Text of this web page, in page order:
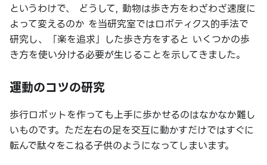
というわけで、 どうして, 動物は歩き方をわざわざ速度に
よって変えるのか を当研究室ではロボティクス的手法で
研究し、「楽を追求」した歩き方をすると いくつかの歩
き方を使い分ける必要が生じることを示してきました。
運動のコツの研究
歩行ロボットを作っても上手に歩かせるのはなかなか難し
いものです。ただ左右の足を交互に動かすだけではすぐに
転んで駄々をこねる子供のようになってしまいます。